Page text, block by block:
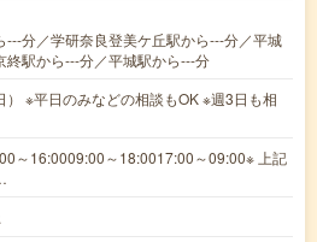
---分／学研奈良登美ケ丘駅から---分／平城
終駅から---分／平城駅から---分
） ※平日のみなどの相談もOK ※週3日も相
～16:0009:00～18:0017:00～09:00※ 上記